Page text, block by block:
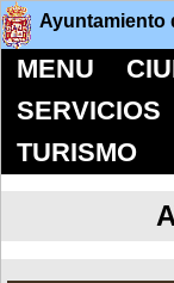
Ayuntamiento
MENU
SERVICIOS
TURISMO